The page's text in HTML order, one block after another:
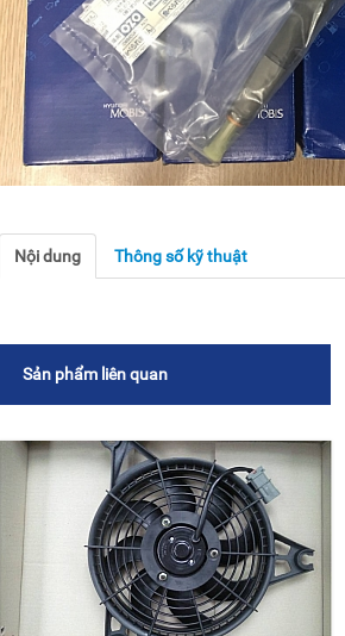
Nội dung Thông số kỹ thuật
Sản phẩm liên quan